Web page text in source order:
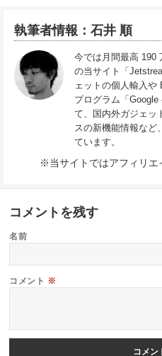
執筆者情報：石井 順
今では月間最高 190
の当サイト「
ェットの個人輸入や
プログラム「
て、国内外ガジェッ
スの新機能情報など
ています。
※当サイトではアフィリエ
コメントを残す
名前
コメント ※